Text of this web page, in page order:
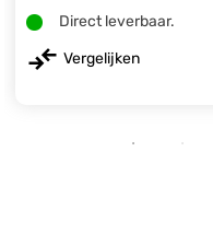
Direct leverbaar.
Vergelijken